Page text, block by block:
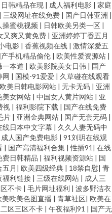
日韩精品在现 | 成人福利电影 | 家庭
| 三级网址在线免费 | 国产日韩亚洲 |
操蜜桃视频 | 日韩欧美另类一区 |
又爽又黄免费 | 亚洲婷婷丁香五月
电影 | 香蕉视频在线 | 激情深爱五
产手机精品偷伦 | 欧美性爱资源站 |
一本道 | 欧美影院美女日韩 | 国产
网 | 国模-91爱爱 | 久草碰在线观看
欧美日韩电影网站 | 无卡无码 | 亚洲
美女网站 | 中国女人黄片网站 | 亚
视 | 福利影院下载 | 国产在线免费
片 | 亚洲金典网站 | 国产无套无码 |
线日本中文字幕 | 久久人妻无码中
成人国产免费电影 | 91刘玥在线观
| 国产高清福利合集 |性插91 | 在线
费日韩精品 | 福利视频资源站 | 国
五月 | 欧美四级经典 | 18禁自慰| 青
福利链接 | 三级在线网站 | 成人三
不卡 | 毛片网址福利 | 波多野洁衣
美欧美色图直播 | 青草社区| 欧美在
区三区不卡 | 午夜福利91 | 国产无